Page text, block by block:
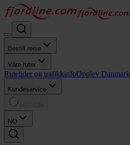
Bestill reise
Våre ruter
Rutetider og trafikkinfoOpplev Danmark
Kundeservice
NO